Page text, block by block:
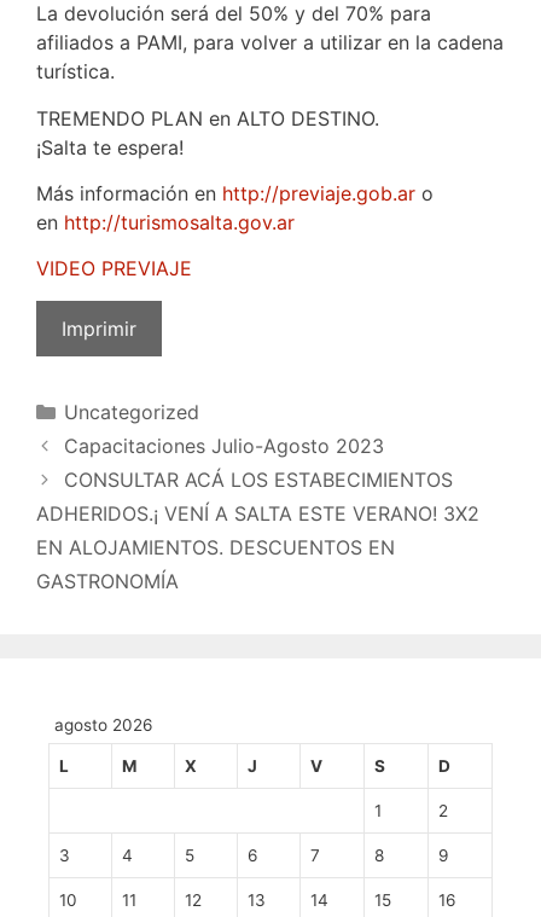
La devolución será del 50% y del 70% para
afiliados a PAMI, para volver a utilizar en la cadena
turística.
TREMENDO PLAN en ALTO DESTINO.
¡Salta te espera!
Más información en http://previaje.gob.ar o
en http://turismosalta.gov.ar
VIDEO PREVIAJE
Imprimir
Uncategorized
Capacitaciones Julio-Agosto 2023
CONSULTAR ACÁ LOS ESTABECIMIENTOS
ADHERIDOS.¡ VENÍ A SALTA ESTE VERANO! 3X2
EN ALOJAMIENTOS. DESCUENTOS EN
GASTRONOMÍA
agosto 2026
L M X J V S D
1 2
3 4 5 6 7 8 9
10 11 12 13 14 15 16